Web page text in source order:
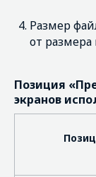
Размер
от размера
Позиция
экранов